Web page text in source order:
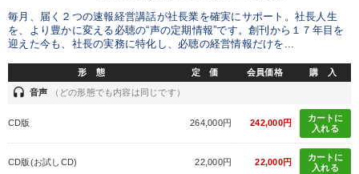
※「更新」を押すと「テーマ」「キーワード」を更新いただけます。
経営音声・動画を探す 更新する
毎月、届く２つの速報経営講話が社長業を確実にサポート。社長人生
を、より豊かに変える必聴の“声の定期情報”です。創刊から１７年目を
迎えた今も、社長の実務に特化し、必聴の経営情報だけを...
形 態 定 価 会員価格 購 入
headset 音声 （どの形態でも内容は同じです）
CD版 264,000円 242,000円
カートに
入れる
CD版(お試しCD) 22,000円 22,000円
カートに
入れる